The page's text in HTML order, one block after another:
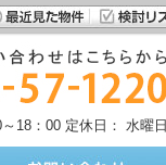
18：00 定休日： 水曜日